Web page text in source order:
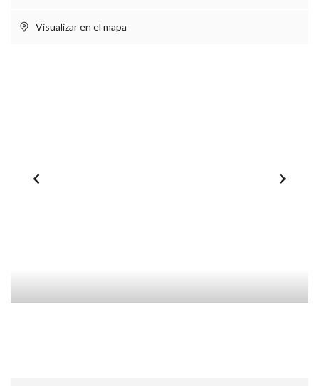
Visualizar en el mapa